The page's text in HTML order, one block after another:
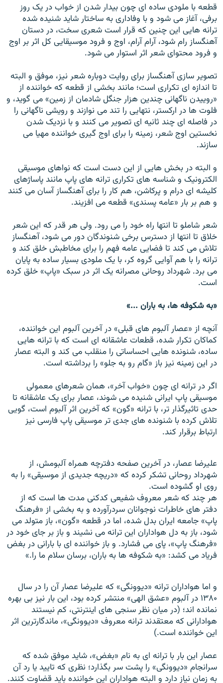
قطعه با ملودی ساده ای چون بيدار شدن از خواب در يک روز
برفی، آغاز می شود و با وفاداری به ساختار شايد شنيده شده
ترانه هايی اين چنين که قرار است شعری سخت، در دستان
آهنگساز رام شود، آرام آرام، اوج و فرود موسيقايی کل اثر بر اوج
و فرود محتوای شعر اثر استوار می شود.
تصوير سازی آهنگساز برای روايت دوباره شعر نيز، موفق و البته
تا اندازه ای تکراری است؛ مانند بخشی از قطعه که خواننده از
«روييدن ناگهانی چندين هزار جنگل شادمان از زمين» می گويد، و
فلوت ها در ارکستر، نتهايی را تند می نوازند و رويشی ناگهانی را
در فاصله ای چند ثانيه ای تصوير می کنند و با نزديک شدن
نخستين اوج شعر، زمينه را برای اوج گيری خواننده مهيا می
سازند.
و البته در بخش هايی از اين دست است که نواهای موسيقی
الکترونيک و شناسه های تکراری ترانه های پاپ مانند پاساژهای
کليشه ای درام و پرکاشن، هم کار را برای آهنگساز آسان می کنند
و هم بر بار «عامه پسندی» قطعه می افزيند.
شعر شاملو تا انتها راه خود را می رود. ولی هر قدر که اين شعر
خلاق تا انتها از دسترس برخی شنوندگان دور می شود، آهنگساز
تلاش می کند تا فضايی عامه فهم را برای مخاطبش خلق کند و
ترانه را با هم آوايی گروه کر، با يک ملودی بسيار ساده به پايان
می برد. شهرداد روحانی مصرانه يک اثر در سبک «پاپ» خلق کرده
است.
«به شکوفه ها، به باران ...»
آنچه از «عصار آلبوم های قبلی» در آخرين آلبوم اين خواننده،
کماکان تکرار شده، قطعات عاشقانه ای است که با ترانه هايی
ساده، شنونده هايی احساساتی را منقلب می کند و البته عصار
در اين زمينه نيز باز «گام رو به جلو» را برداشته است.
اگر در ترانه ای چون «خواب آخر»، همان شعرهای معمولی
موسيقی پاپ ايرانی شنيده می شوند، عصار برای يک عاشقانه تا
حدی تاثيرگذار تر، با ترانه «گون» که آخرين اثر آلبوم است، گويی
تلاش کرده با شنونده های جدی تر موسيقی پاپ فارسی نيز
ارتباط برقرار کند.
عليرضا عصار، در آخرين صفحه دفترچه همراه آلبومش، از
شهرداد روحانی تشکر کرده که «دريچه جديدی از موسيقی» را به
روی او گشوده است.
هر چند که شعر معروف شفيعی کدکنی مدت ها است که از
دفتر های خاطرات نوجوانان سردرآورده و به بخشی از «فرهنگ
پاپ» جامعه ايران بدل شده، اما در قطعه «گون»، باز متولد می
شود، باز به دل هواداران اين ترانه می نشيند و باز بر جای خود در
«فرهنگ پاپ»، پای می فشارد. و باز خواننده ای با بارانی در بغض
فرياد می کشد: «به شکوفه ها به باران، برسان سلام ما را.»
و اما هواداران ترانه «ديوونگی» که عليرضا عصار آن را در سال
۱۳۸۰ در آلبوم «عشق الهی» منتشر کرده بود، اين بار نيز بی بهره
نمانده اند؛ (در ميان نظر سنجی های اينترنتی، کم نيستند
هوادارانی که معتقدند ترانه معروف «ديوونگی»، ماندگارترين اثر
اين خواننده است.)
عصار اين بار با ترانه ای به نام «بغض»، شايد موفق شده که
سرانجام «ديوونگی» را پشت سر بگذارد؛ نظری که تاييد يا رد آن
به زمان نياز دارد و البته هواداران اين خواننده بايد قضاوت کنند.